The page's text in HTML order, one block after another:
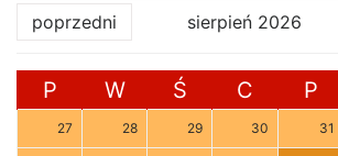
poprzedni sierpień 2026
P W Ś C P
27 28 29 30 31